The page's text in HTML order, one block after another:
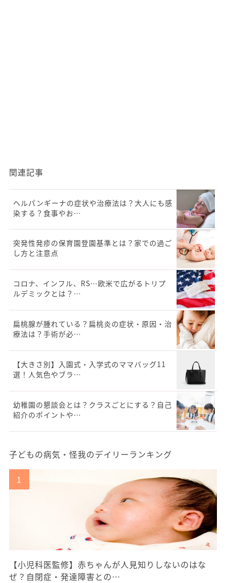
関連記事
ヘルパンギーナの症状や治療法は？大人にも感
染する？食事やお…
突発性発疹の保育園登園基準とは？家での過ご
し方と注意点
コロナ、インフル、RS…欧米で広がるトリプ
ルデミックとは？…
扁桃腺が腫れている？扁桃炎の症状・原因・治
療法は？手術が必…
【大きさ別】入園式・入学式のママバッグ11
選！人気色やブラ…
幼稚園の懇談会とは？クラスごとにする？自己
紹介のポイントや…
子どもの病気・怪我のデイリーランキング
【小児科医監修】赤ちゃんが人見知りしないのはな
ぜ？自閉症・発達障害との…